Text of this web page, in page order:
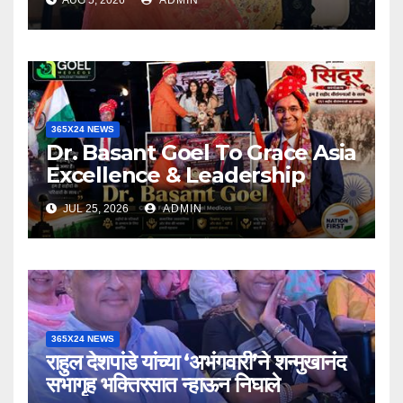
365X24 NEWS
Dr. Basant Goel To Grace Asia
Excellence & Leadership
Awards 2026 As
Distinguished Guest
Celebrating Excellence.
Inspiring Leadership
JUL 25, 2026 ADMIN
365X24 NEWS
राहुल देशपांडे यांच्या ‘अभंगवारी’ने शन्मुखानंद
सभागृह भक्तिरसात न्हाऊन निघाले